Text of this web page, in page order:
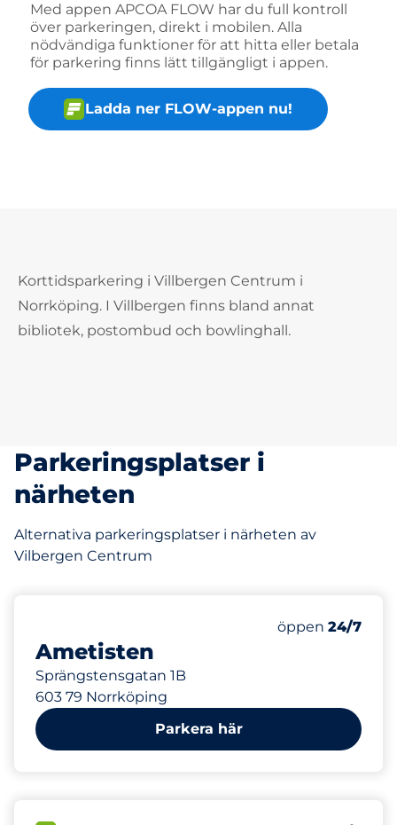
Med appen APCOA FLOW har du full kontroll
över parkeringen, direkt i mobilen. Alla
nödvändiga funktioner för att hitta eller betala
för parkering finns lätt tillgängligt i appen.
Ladda ner FLOW-appen nu!
Korttidsparkering i Villbergen Centrum i
Norrköping. I Villbergen finns bland annat
bibliotek, postombud och bowlinghall.
Parkeringsplatser i
närheten
Alternativa parkeringsplatser i närheten av
Vilbergen Centrum
Ametisten
Sprängstensgatan 1B
603 79 Norrköping
Antal
Totalt antal
Onsdag&nbsp
öppen 24/7
Parkera här